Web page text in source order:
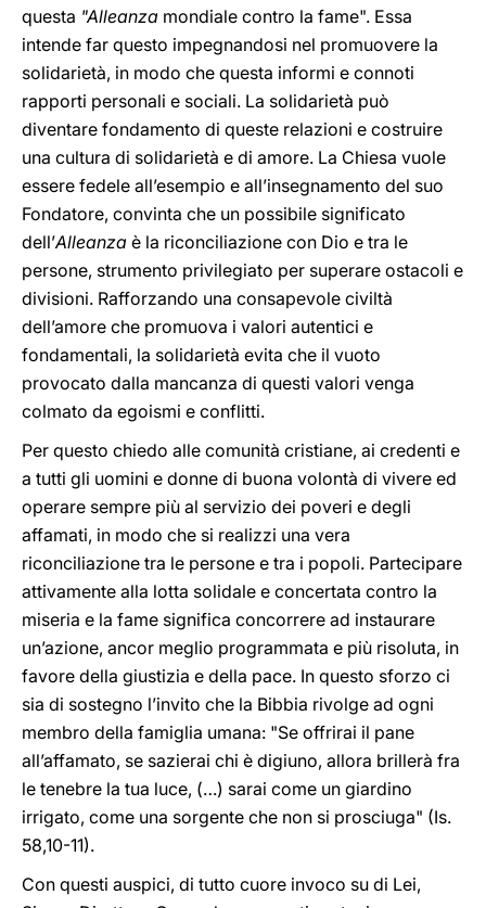
questa "Alleanza mondiale contro la fame". Essa
intende far questo impegnandosi nel promuovere la
solidarietà, in modo che questa informi e connoti
rapporti personali e sociali. La solidarietà può
diventare fondamento di queste relazioni e costruire
una cultura di solidarietà e di amore. La Chiesa vuole
essere fedele all’esempio e all’insegnamento del suo
Fondatore, convinta che un possibile significato
dell’Alleanza è la riconciliazione con Dio e tra le
persone, strumento privilegiato per superare ostacoli e
divisioni. Rafforzando una consapevole civiltà
dell’amore che promuova i valori autentici e
fondamentali, la solidarietà evita che il vuoto
provocato dalla mancanza di questi valori venga
colmato da egoismi e conflitti.
Per questo chiedo alle comunità cristiane, ai credenti e
a tutti gli uomini e donne di buona volontà di vivere ed
operare sempre più al servizio dei poveri e degli
affamati, in modo che si realizzi una vera
riconciliazione tra le persone e tra i popoli. Partecipare
attivamente alla lotta solidale e concertata contro la
miseria e la fame significa concorrere ad instaurare
un’azione, ancor meglio programmata e più risoluta, in
favore della giustizia e della pace. In questo sforzo ci
sia di sostegno l’invito che la Bibbia rivolge ad ogni
membro della famiglia umana: "Se offrirai il pane
all’affamato, se sazierai chi è digiuno, allora brillerà fra
le tenebre la tua luce, (…) sarai come un giardino
irrigato, come una sorgente che non si prosciuga" (Is.
58,10-11).
Con questi auspici, di tutto cuore invoco su di Lei,